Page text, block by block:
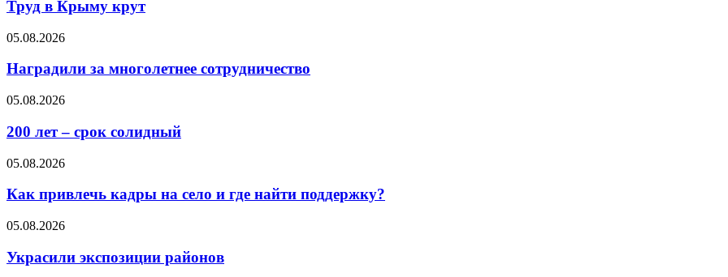
Труд в Крыму крут
05.08.2026
Наградили за многолетнее сотрудничество
05.08.2026
200 лет – срок солидный
05.08.2026
Как привлечь кадры на село и где найти поддержку?
05.08.2026
Украсили экспозиции районов